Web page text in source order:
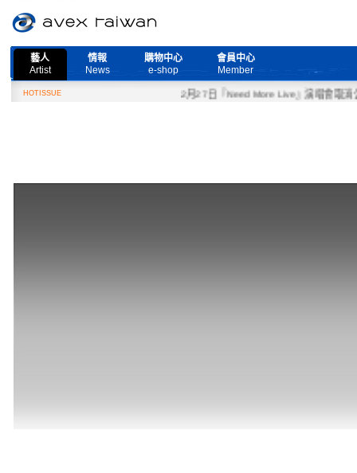
藝人
Artist
情報
News
購物中心
e-shop
會員中心
Member
HOTISSUE 2月27日『Need More Live』演唱會取消公告